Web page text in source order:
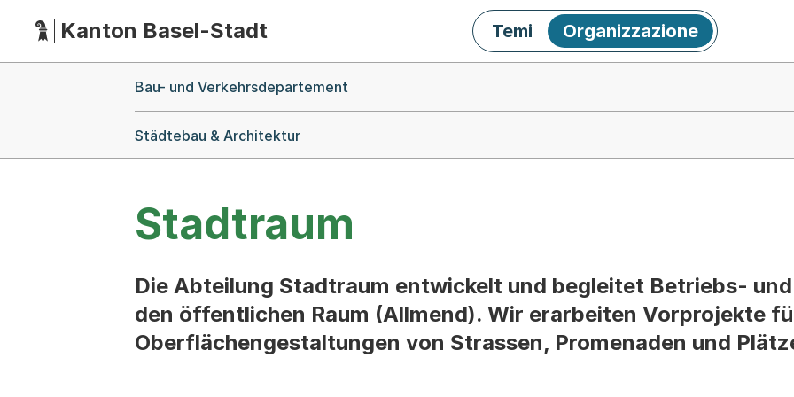
HauptnavigationKanton Basel-Stadt Temi Organizzazione
Bau- und Verkehrsdepartement
Städtebau & Architektur
Stadtraum
Die Abteilung Stadtraum entwickelt und begleitet Betriebs-
den öffentlichen Raum (Allmend). Wir erarbeiten Vorprojekte
Oberflächengestaltungen von Strassen, Promenaden und